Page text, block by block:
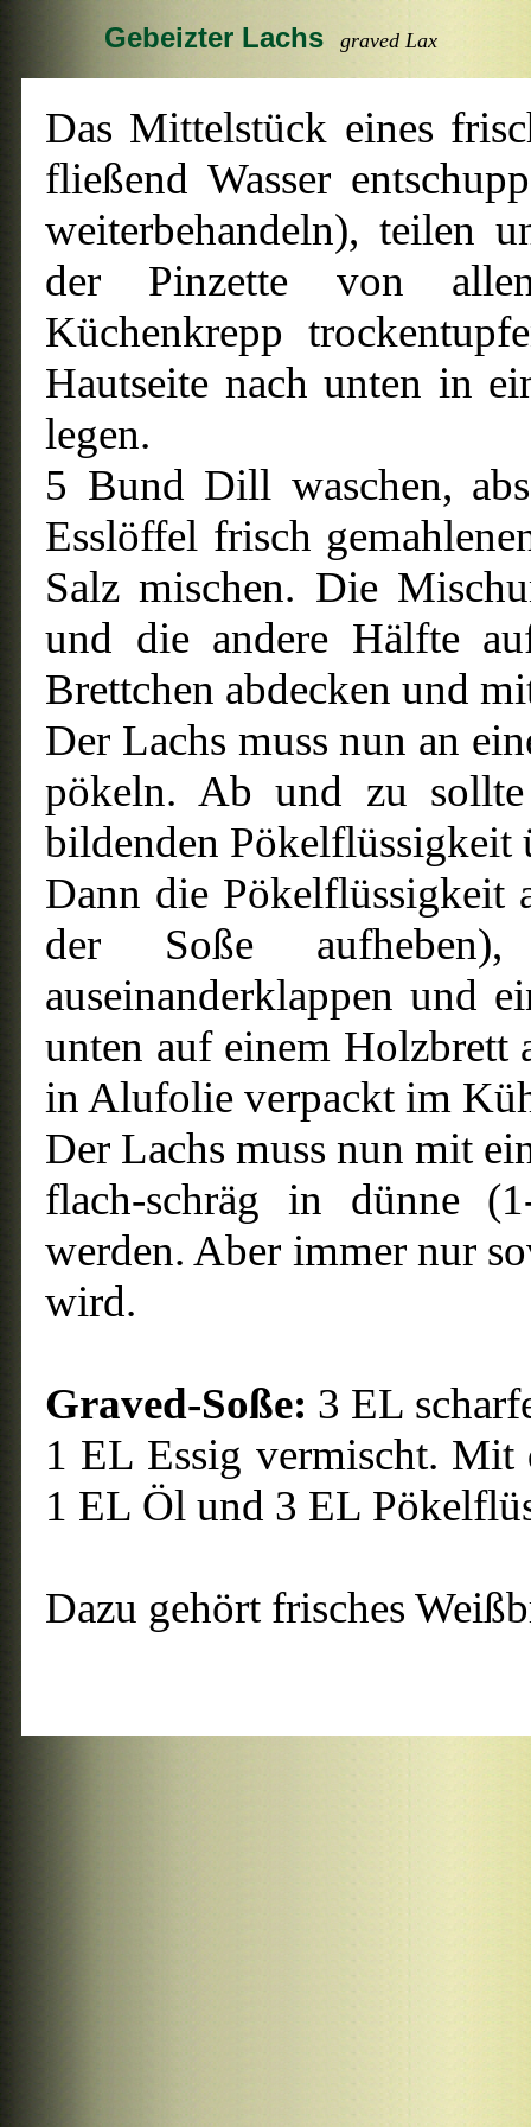
Gebeizter Lachs graved Lax
Das Mittelstück eines
fließend Wasser
weiterbehandeln), teilen
der Pinzette von
Küchenkrepp
Hautseite nach unten in
legen.
5 Bund Dill waschen,
Esslöffel frisch
Salz mischen. Die
und die andere Hälfte
Brettchen abdecken und
Der Lachs muss nun an
pökeln. Ab und zu
bildenden Pökelflüssigkeit
Dann die Pökelflüssigkeit
der Soße
auseinanderklappen und
unten auf einem Holzbrett
in Alufolie verpackt im
Der Lachs muss nun mit
flach-schräg in dünne
werden. Aber immer nur
wird.
Graved-Soße: 3 EL
1 EL Essig vermischt. Mit
1 EL Öl und 3 EL
Dazu gehört frisches